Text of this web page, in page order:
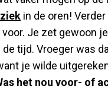
in de oren!
Je zet gewoon
tijd. Vroeger was
je wilde
het nou voor- of